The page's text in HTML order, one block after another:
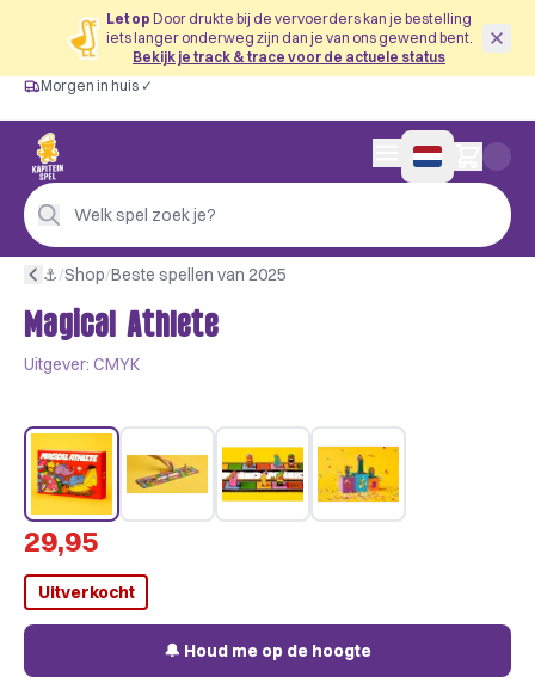
Let op Door drukte bij de vervoerders kan je bestelling
iets langer onderweg zijn dan je van ons gewend bent.
Bekijk je track & trace voor de actuele status
Gratis vanaf €60
Morgen in huis ✓
Persoonlijk advies
4,9/5 —
Morgen in huis ✓
Welk spel zoek je?
0 artikelen in
⚓︎/Shop/Beste spellen van 2025
Magical Athlete
Uitgever: CMYK
29,95
Uitverkocht
🔔 Houd me op de hoogte